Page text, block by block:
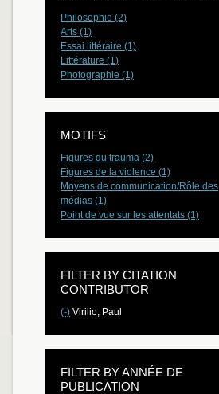
Philosophie (2)
Arts (1)
Essai littéraire (1)
Littérature (1)
Photographie (1)
MOTIFS
Figures du trauma (2)
Figures de la violence (1)
Moyens de communication/Rôle des
médias (1)
Point de vue sur les attentats (1)
FILTER BY CITATION
CONTRIBUTOR
(-) Virilio, Paul
FILTER BY ANNÉE DE
PUBLICATION